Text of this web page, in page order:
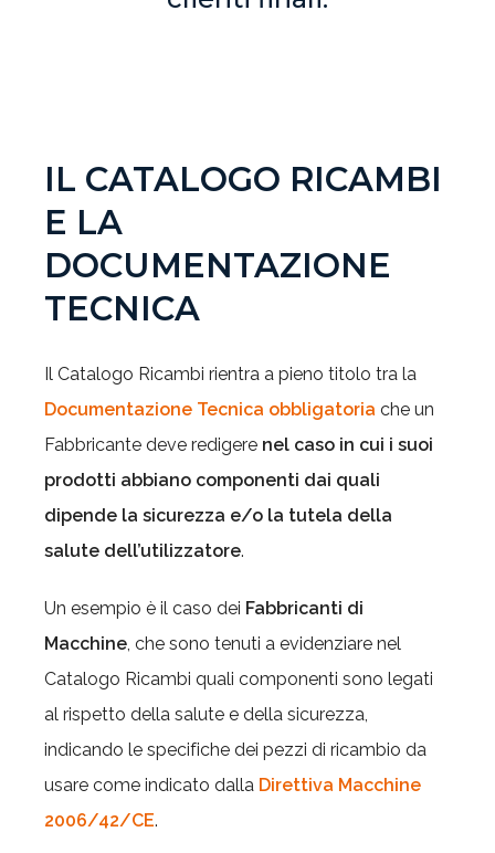
IL CATALOGO RICAMBI
E LA
DOCUMENTAZIONE
TECNICA
Il Catalogo Ricambi rientra a pieno titolo tra la
Documentazione Tecnica obbligatoria che un
Fabbricante deve redigere nel caso in cui i suoi
prodotti abbiano componenti dai quali
dipende la sicurezza e/o la tutela della
salute dell’utilizzatore.
Un esempio è il caso dei Fabbricanti di
Macchine, che sono tenuti a evidenziare nel
Catalogo Ricambi quali componenti sono legati
al rispetto della salute e della sicurezza,
indicando le specifiche dei pezzi di ricambio da
usare come indicato dalla Direttiva Macchine
2006/42/CE.